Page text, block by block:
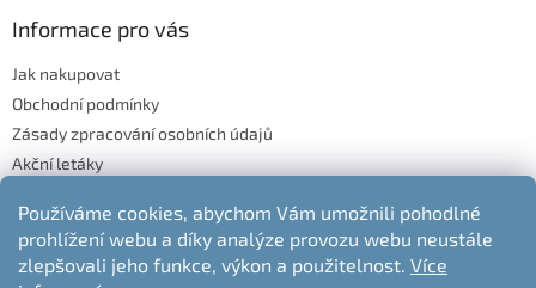
Používáme cookies, abychom Vám umožnili pohodlné
prohlížení webu a díky analýze provozu webu neustále
zlepšovali jeho funkce, výkon a použitelnost. Více
Informace pro vás
Jak nakupovat
Obchodní podmínky
Zásady zpracování osobních údajů
Akční letáky
Moje objednávka
Odstoupení od kupní smlouvy